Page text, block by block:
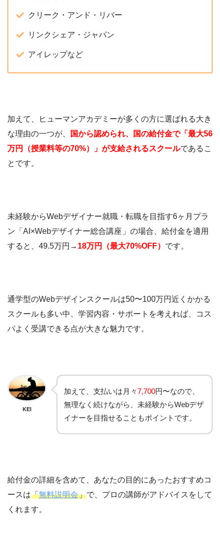
クリーク・アンド・リバー
リンクシェア・ジャパン
アイレップなど
加えて、ヒューマンアカデミーが多くの方に選ばれる大き
な理由の一つが、
国から認められ、国の給付金で「最大56
万円（授業料等の70%）」が支給されるスクールであるこ
とです。
未経験からWebデザイナー就職・転職を目指す6ヶ月プラ
ン「AI×Webデザイナー総合講座 」の場合、給付金を適用
すると、49.5万円→ 18万円（最大70%OFF） です。
通学型のWebデザインスクールは50〜100万円近くかかる
スクールも多い中、学習内容・サポートを考えれば、コス
パよく受講できる点が大きな魅力です。
KEI
加えて、支払いは月々7,700円〜なので、
無理なく続けながら、未経験からWebデザ
イナーを目指せることもポイントです。
給付金の詳細を含めて、あなたの目的にあったおすすめコ
ースは「無料説明会」で、プロの講師がアドバイスをして
くれます。